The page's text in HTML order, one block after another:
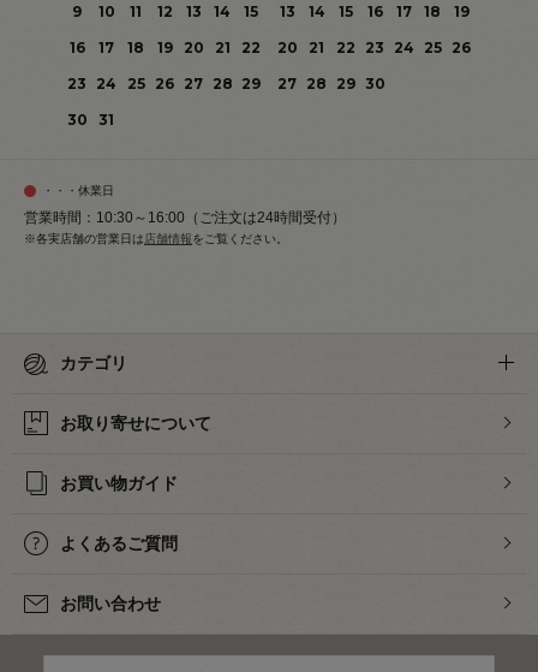
9
10 11 12 13 14
15
16
17 18 19 20 21
22
23
24 25 26 27 28 29
30
31
13
14 15 16 17 18
19
20
21 22 23 24 25
26
27 28 29 30
・・・休業日
営業時間：10:30～16:00（ご注文は24時間受付）
※各実店舗の営業日は 店舗情報をご覧ください。
カテゴリ
お取り寄せについて
お買い物ガイド
よくあるご質問
お問い合わせ